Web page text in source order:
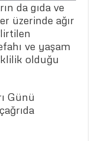
da gıda ve
üzerinde ağır
ve yaşam
olduğu
Günü